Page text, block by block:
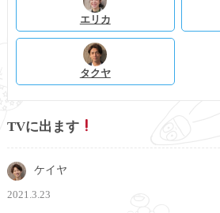
エリカ
タクヤ
TVに出ます
ケイヤ
2021.3.23